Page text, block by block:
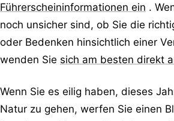
Führerscheininformationen ein .
noch unsicher sind, ob Sie die
oder Bedenken hinsichtlich einer
wenden Sie sich am besten direkt
Wenn Sie es eilig haben, dieses
Natur zu gehen, werfen Sie einen